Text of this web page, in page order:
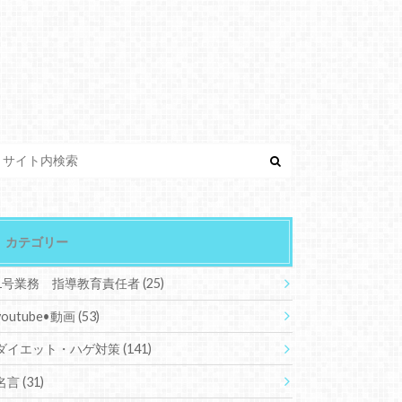
カテゴリー
号業務 指導教育責任者(25)
動画(53)
イエット・ハゲ対策(141)
言(31)